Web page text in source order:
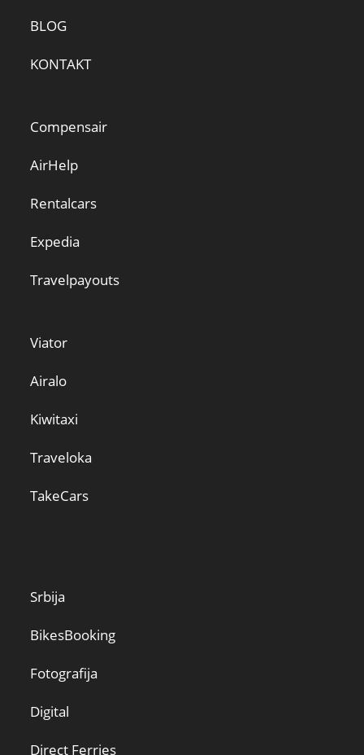
BLOG
KONTAKT
Compensair
AirHelp
Rentalcars
Expedia
Travelpayouts
Viator
Airalo
Kiwitaxi
Traveloka
TakeCars
Srbija
BikesBooking
Fotografija
Digital
Direct Ferries